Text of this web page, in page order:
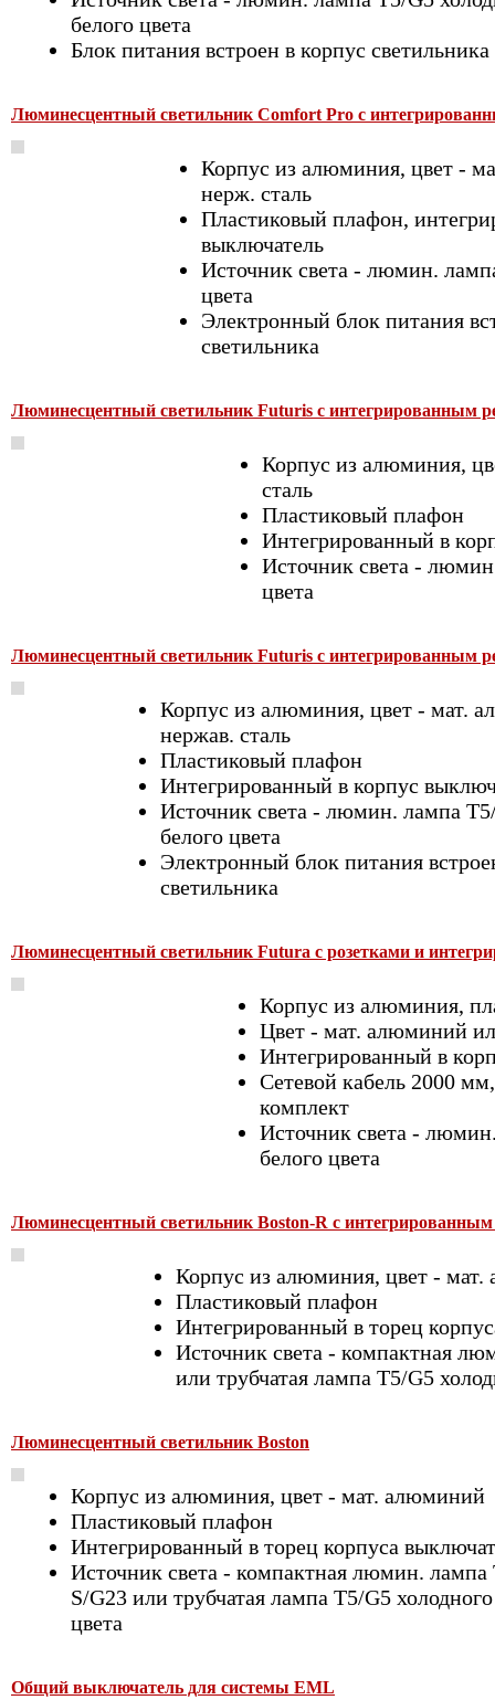
белого цвета
Блок питания встроен в корпус светильника
Люминесцентный светильник Comfort Pro c
Корпус из алюминия, цвет -
нерж. сталь
Пластиковый плафон,
выключатель
Источник света - люмин.
цвета
Электронный блок питания
светильника
Люминесцентный светильник Futuris с интегрированным
Корпус из алюминия,
сталь
Пластиковый плафон
Интегрированный в
Источник света -
цвета
Люминесцентный светильник Futuris с интегрированным
Корпус из алюминия, цвет - мат.
нержав. сталь
Пластиковый плафон
Интегрированный в корпус
Источник света - люмин. лампа
белого цвета
Электронный блок питания
светильника
Люминесцентный светильник Futura с розетками и
Корпус из алюминия,
Цвет - мат. алюминий
Интегрированный в
Сетевой кабель 2000
комплект
Источник света -
белого цвета
Люминесцентный светильник Boston-R c
Корпус из алюминия, цвет -
Пластиковый плафон
Интегрированный в торец
Источник света - компактная
или трубчатая лампа Т5/G5
Люминесцентный светильник Boston
Корпус из алюминия, цвет - мат. алюминий
Пластиковый плафон
Интегрированный в торец корпуса
Источник света - компактная люмин. лампа
S/G23 или трубчатая лампа Т5/G5
цвета
Общий выключатель для системы EML